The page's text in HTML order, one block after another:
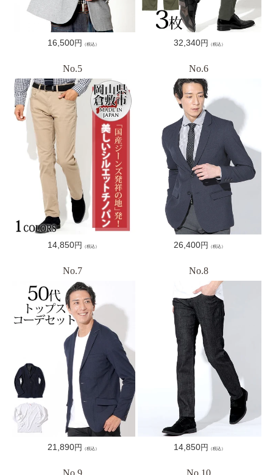
通
格
16,500円 （税込）
通
格
32,340円 （税込）
通
14,850円 （税込）
通
26,400円 （税込）
通
21,890円 （税込）
通
14,850円 （税込）